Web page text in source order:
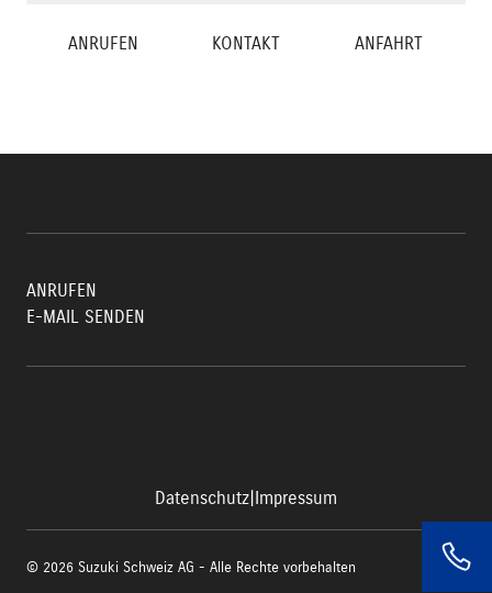
ANRUFEN KONTAKT ANFAHRT
ANRUFEN
E-MAIL SENDEN
Datenschutz Impressum
© 2026 Suzuki Schweiz AG - Alle Rechte vorbehalten